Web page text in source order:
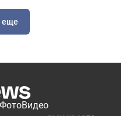
еще
ФотоВидео